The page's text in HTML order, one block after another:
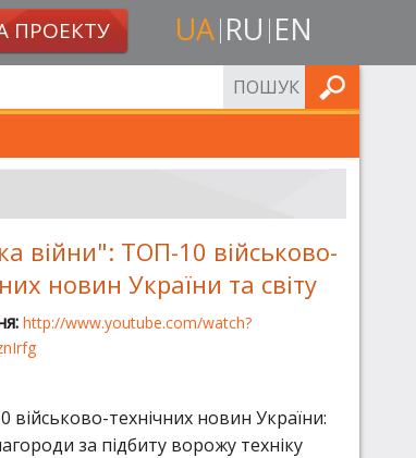
ПРОЕКТУ UA RU EN
ШУКАТИ
війни": ТОП-10 військово-
новин України та світу
http://www.youtube.com/watch?
військово-технічних новин України:
за підбиту ворожу техніку